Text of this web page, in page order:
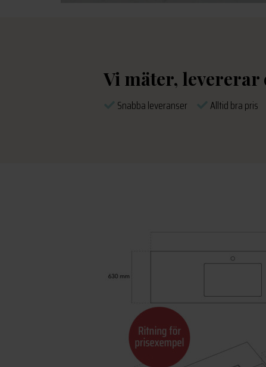
Vi mäter, levererar
Snabba leveranser Alltid bra pris